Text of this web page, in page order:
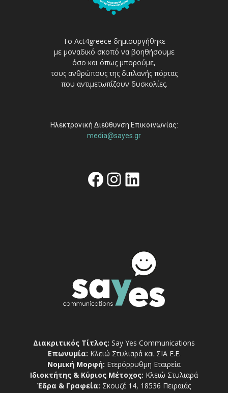
Το Act4greece δημιουργήθηκε
με μοναδικό σκοπό να βοηθήσουμε
όσο και όπως μπορούμε,
τους ανθρώπους της διπλανής πόρτας
που αντιμετωπίζουν δυσκολίες.
Ηλεκτρονική Διεύθυνση Επικοινωνίας:
media@sayes.gr
Facebook
Instagram
Linkedin
Διακριτικός Τίτλος: Say Yes Communications
Επωνυμία: Κλειώ Στυλιαρά και ΣΙΑ Ε.Ε.
Νομική Μορφή: Ετερόρρυθμη Εταιρεία
Ιδιοκτήτης & Κύριος Μέτοχος: Κλειώ Στυλιαρά
Έδρα & Γραφεία: Σκουζέ 14, 18536 Πειραιάς